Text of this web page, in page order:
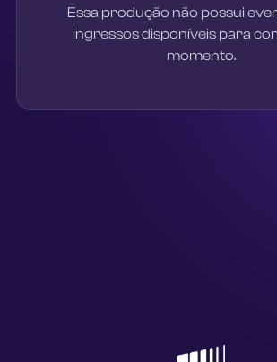
Essa produção não possui
ingressos disponíveis para
momento.